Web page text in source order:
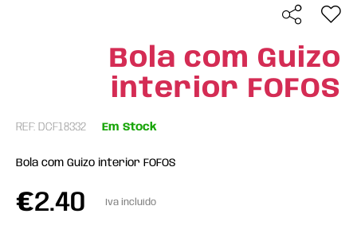
Bola com Guizo
interior FOFOS
REF: DCF18332 Em Stock
Bola com Guizo interior FOFOS
€2.40 Iva incluído